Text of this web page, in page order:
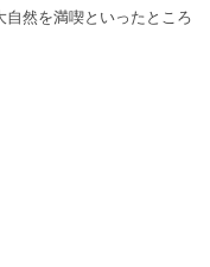
然を満喫といったところ